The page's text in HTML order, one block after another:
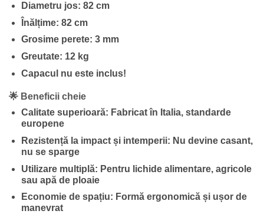
Diametru jos: 82 cm
Înălțime: 82 cm
Grosime perete: 3 mm
Greutate: 12 kg
Capacul nu este inclus!
🌟 Beneficii cheie
Calitate superioară: Fabricat în Italia, standarde
europene
Rezistență la impact și intemperii: Nu devine casant,
nu se sparge
Utilizare multiplă: Pentru lichide alimentare, agricole
sau apă de ploaie
Economie de spațiu: Formă ergonomică și ușor de
manevrat